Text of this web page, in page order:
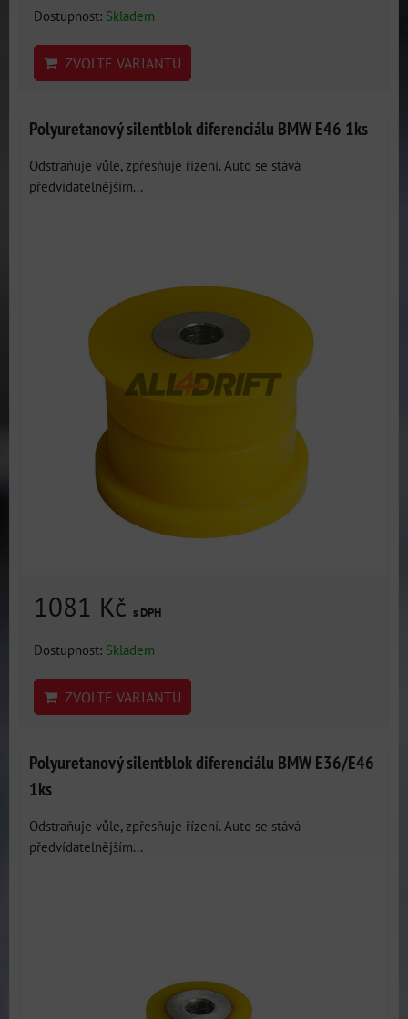
Dostupnost: Skladem
ZVOLTE VARIANTU
Polyuretanový silentblok diferenciálu BMW E46 1ks
Odstraňuje vůle, zpřesňuje řízení. Auto se stává
předvídatelnějším...
1081 Kč s DPH
Dostupnost: Skladem
ZVOLTE VARIANTU
Polyuretanový silentblok diferenciálu BMW E36/E46
1ks
Odstraňuje vůle, zpřesňuje řízení. Auto se stává
předvídatelnějším...